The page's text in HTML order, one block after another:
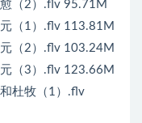
（2）.flv 95.71M
（1）.flv 113.81M
（2）.flv 103.24M
（3）.flv 123.66M
杜牧（1）.flv